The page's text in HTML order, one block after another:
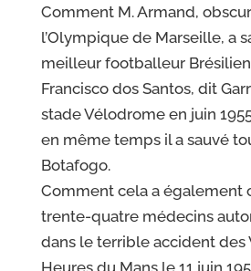
Comment M. Armand,
l’Olympique de Marseille, a
meilleur footballeur
Francisco dos Santos, dit
stadeVélodrome en juin
en même tempsil a sauvé
Botafogo.
Comment cela a également
trente-quatre médecins
dans le terrible accident des